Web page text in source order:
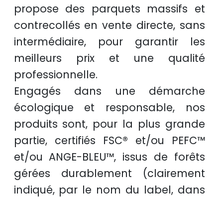
propose des parquets massifs et
contrecollés envente directe, sans
intermédiaire, pour garantir les
meilleurs prixet une qualité
professionnelle.
Engagés dans une démarche
écologique et responsable, nos
produits sont, pour la plus grande
partie, certifiés FSC® et/ou PEFC™
et/ouANGE-BLEU™, issus de forêts
gérées durablement (clairement
indiqué, par le nom du label, dans